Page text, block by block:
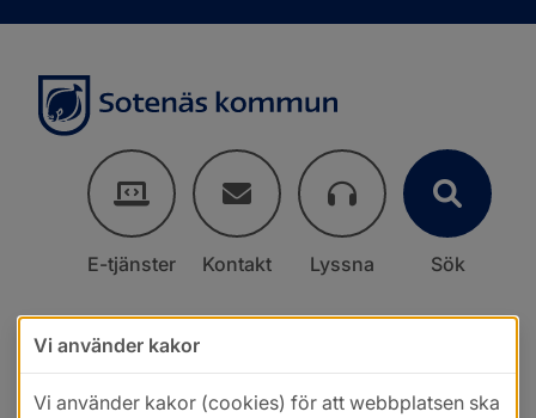
E-tjänster Kontakt Lyssna Sök
Vi använder kakor
Vi använder kakor (cookies) för att webbplatsen ska